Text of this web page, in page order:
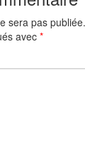
sera pas publiée.
avec *